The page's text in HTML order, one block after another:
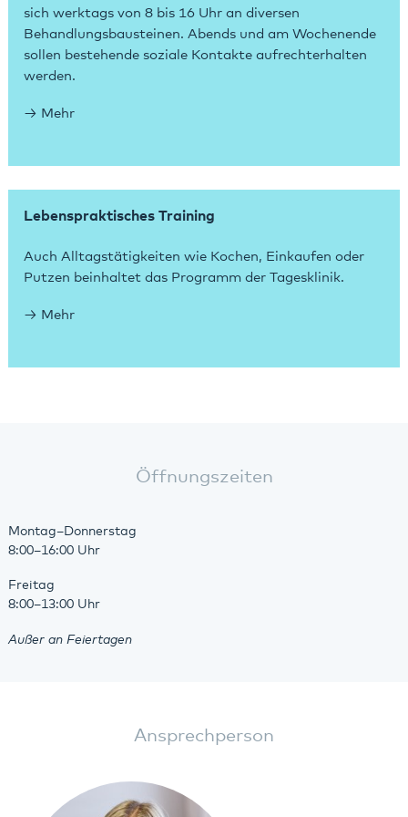
sich werktags von 8 bis 16 Uhr an diversen
Behandlungsbausteinen. Abends und am Wochenende
sollen bestehende soziale Kontakte aufrechterhalten
werden.
Mehr
Lebenspraktisches Training
Auch Alltagstätigkeiten wie Kochen, Einkaufen oder
Putzen beinhaltet das Programm der Tagesklinik.
Mehr
Öffnungszeiten
Montag–Donnerstag
8:00–16:00 Uhr
Freitag
8:00–13:00 Uhr
Außer an Feiertagen
Ansprechperson